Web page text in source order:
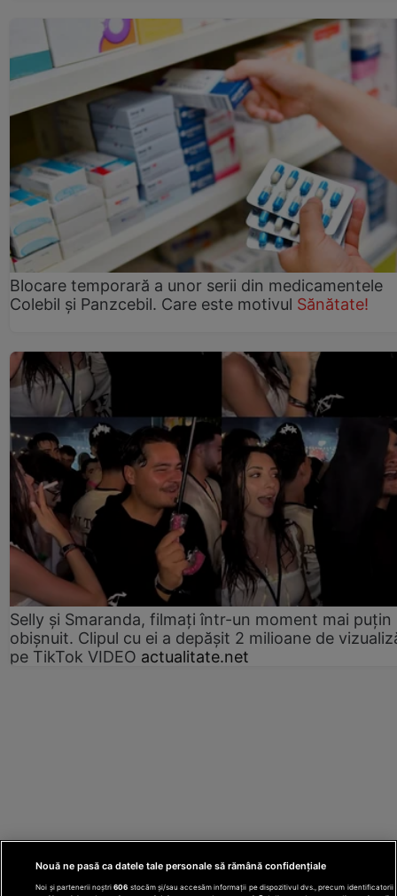
Blocare temporară a unor serii din medicamentele
Colebil și Panzcebil. Care este motivul Sănătate!
Selly și Smaranda, filmați într-un moment mai puțin
obișnuit. Clipul cu ei a depășit 2 milioane de
pe TikTok VIDEO actualitate.net
Nouă ne pasă ca datele tale personale să rămână confidențiale
Noi și partenerii noștri606 stocăm și/sau accesăm informații pe dispozitivul dvs., precum identificatorii